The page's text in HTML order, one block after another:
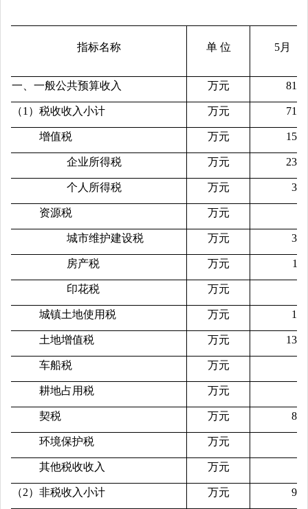
指标名称 单 位 5月
一、一般公共预算收入 万元
（1）税收收入小计 万元
增值税 万元
企业所得税 万元
个人所得税 万元
资源税 万元
城市维护建设税 万元
房产税 万元
印花税 万元
城镇土地使用税 万元
土地增值税 万元
车船税 万元
耕地占用税 万元
契税 万元
环境保护税 万元
其他税收收入 万元
（2）非税收入小计 万元